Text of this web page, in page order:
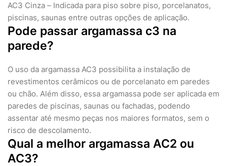
AC3 Cinza – Indicada para piso sobre piso, porcelanatos,
piscinas, saunas entre outras opções de aplicação.
Pode passar argamassa c3 na
parede?
O uso da argamassa AC3 possibilita a instalação de
revestimentos cerâmicos ou de porcelanato em paredes
ou chão. Além disso, essa argamassa pode ser aplicada em
paredes de piscinas, saunas ou fachadas, podendo
assentar até mesmo peças nos maiores formatos, sem o
risco de descolamento.
Qual a melhor argamassa AC2 ou
AC3?